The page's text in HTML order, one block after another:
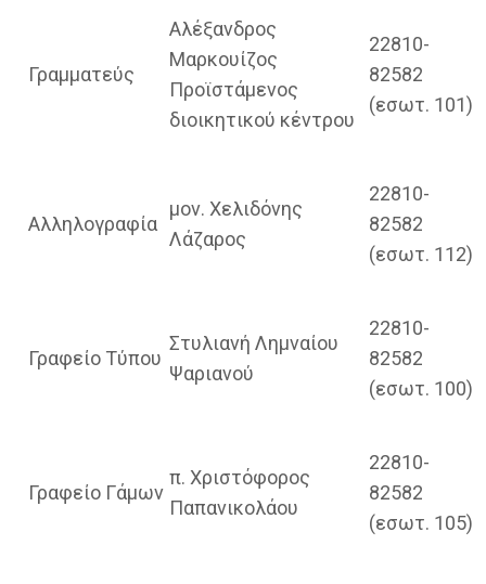
Γραμματεύς
Αλέξανδρος
Μαρκουίζος
Προϊστάμενος
διοικητικού κέντρου
22810-
82582
(εσωτ. 101)
Αλληλογραφία
μον. Χελιδόνης
Λάζαρος
22810-
82582
(εσωτ. 112)
Γραφείο Τύπου
Στυλιανή Λημναίου
Ψαριανού
22810-
82582
(εσωτ. 100)
Γραφείο Γάμων
π. Χριστόφορος
Παπανικολάου
22810-
82582
(εσωτ. 105)